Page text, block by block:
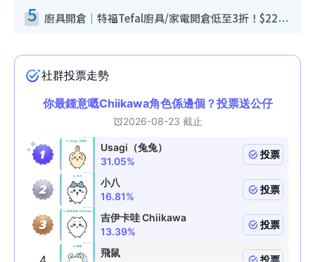
5 廚具開倉｜特福Tefal廚具/家電開倉低至3折！$220起買平底鍋/炒鑊/湯煲！電飯煲/吸塵機/燙斗$418起